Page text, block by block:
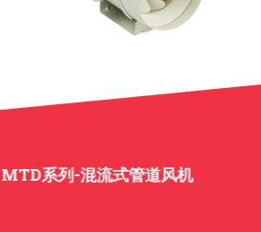
系列-混流式管道风机